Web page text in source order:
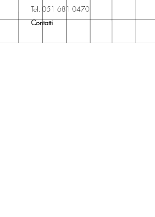
Popolo 3, 40017
San Giovanni in Persiceto (BO).
Tel. 051 681 0470
Contatti